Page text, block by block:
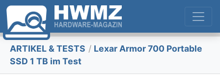
ARTIKEL & TESTS / Lexar Armor 700 Portable
SSD 1 TB im Test